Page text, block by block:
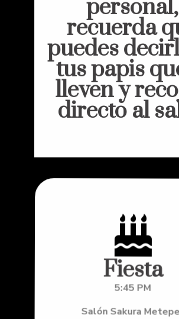
personal,
recuerda
puedes
tus papis
lleven y
directo al
Fiesta
5:45 PM
Salón Sakura